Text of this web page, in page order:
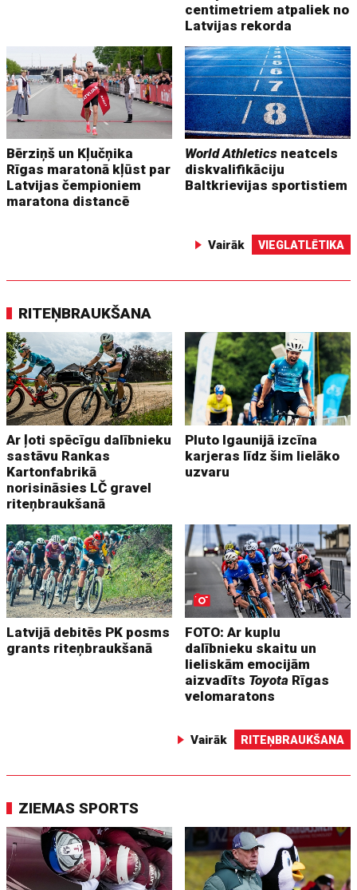
centimetriem atpaliek no
Latvijas rekorda
Bērziņš un Kļučņika
Rīgas maratonā kļūst par
Latvijas čempioniem
maratona distancē
World Athletics neatcels
diskvalifikāciju
Baltkrievijas sportistiem
Vairāk VIEGLATLĒTIKA
RITEŅBRAUKŠANA
Ar ļoti spēcīgu dalībnieku
sastāvu Rankas
Kartonfabrikā
norisināsies LČ gravel
riteņbraukšanā
Pluto Igaunijā izcīna
karjeras līdz šim lielāko
uzvaru
Latvijā debitēs PK posms
grants riteņbraukšanā
FOTO: Ar kuplu
dalībnieku skaitu un
lieliskām emocijām
aizvadīts Toyota Rīgas
velomaratons
Vairāk RITEŅBRAUKŠANA
ZIEMAS SPORTS